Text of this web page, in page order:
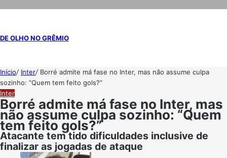
DE OLHO NO GRÊMIO
Início/ Inter/ Borré admite má fase no Inter, mas não assume culpa
sozinho: “Quem tem feito gols?”
Inter
Borré admite má fase no Inter, mas
não assume culpa sozinho: “Quem
tem feito gols?”
Atacante tem tido dificuldades inclusive de
finalizar as jogadas de ataque